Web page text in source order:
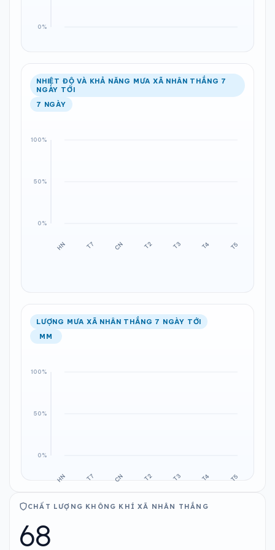
NHIỆT ĐỘ VÀ KHẢ NĂNG MƯA XÃ NHÂN THẮNG 7
NGÀY TỚI
7 NGÀY
LƯỢNG MƯA XÃ NHÂN THẮNG 7 NGÀY TỚI
MM
CHẤT LƯỢNG KHÔNG KHÍ XÃ NHÂN THẮNG
68